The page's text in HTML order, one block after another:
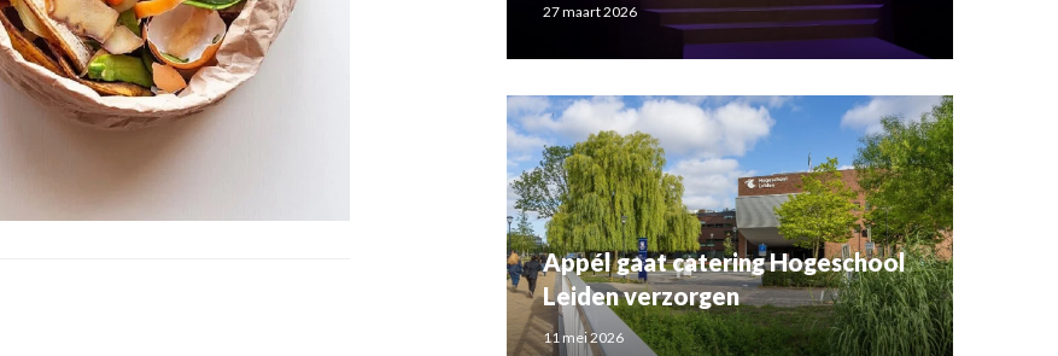
27 maart 2026
Appél gaat catering Hogeschool
Leiden verzorgen
11 mei 2026